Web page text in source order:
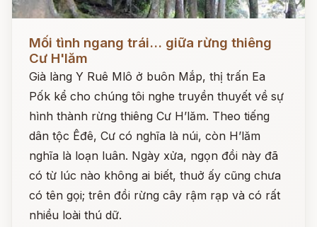
Đọc ngay
Mối tình ngang trái... giữa rừng thiêng
Cư H'lăm
Già làng Y Ruê Mlô ở buôn Mắp, thị trấn Ea
Pốk kể cho chúng tôi nghe truyền thuyết về sự
hình thành rừng thiêng Cư H’lăm. Theo tiếng
dân tộc Êđê, Cư có nghĩa là núi, còn H’lăm
nghĩa là loạn luân. Ngày xửa, ngọn đồi này đã
có từ lúc nào không ai biết, thuở ấy cũng chưa
có tên gọi; trên đồi rừng cây rậm rạp và có rất
nhiều loài thú dữ.